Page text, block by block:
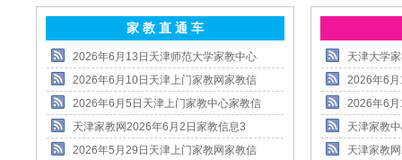
家 教 直 通 车
2026年6月13日天津师范大学家教中心
2026年6月10日天津上门家教网家教信
2026年6月5日天津上门家教中心家教信
天津家教网2026年6月2日家教信息3
2026年5月29日天津上门家教网家教信
天津大学
2026年6
2026年6
天津家教
天津家教